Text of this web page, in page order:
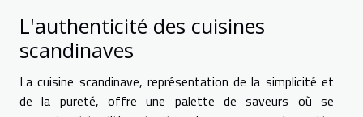
L'authenticité des cuisines
scandinaves
La cuisine scandinave, représentation de la simplicité et
de la pureté, offre une palette de saveurs où se